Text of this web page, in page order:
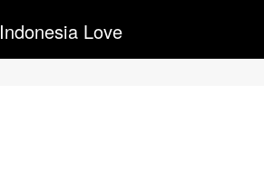
Indonesia Love